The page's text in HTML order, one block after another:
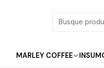
MARLEY COFFEE
Inicio